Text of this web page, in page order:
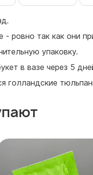
- ровно так как они
упаковку.
в вазе через 5
голландские